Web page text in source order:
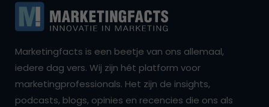
Marketingfacts is een beetje van ons allemaal,
iedere dag vers. Wij zijn hét platform voor
marketingprofessionals. Het zijn de insights,
podcasts, blogs, opinies en recencies die ons als